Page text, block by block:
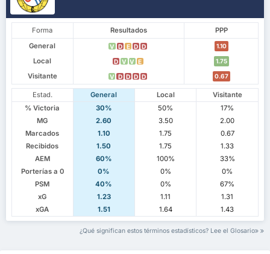
Forma Resultados
PPP
General
V D E D D 1.10
Local D V V E 1.75
Visitante V D D D D 0.67
Estad. General Local
Visitante
% Victoria
30% 50%
17%
MG
2.60 3.50
2.00
Marcados
1.10 1.75
0.67
Recibidos
1.50 1.75
1.33
AEM
60% 100%
33%
Porterías a 0
0% 0%
0%
PSM
40% 0%
67%
xG
1.23 1.11
1.31
xGA
1.51 1.64 1.43
¿Qué significan estos términos estadísticos? Lee el Glosario